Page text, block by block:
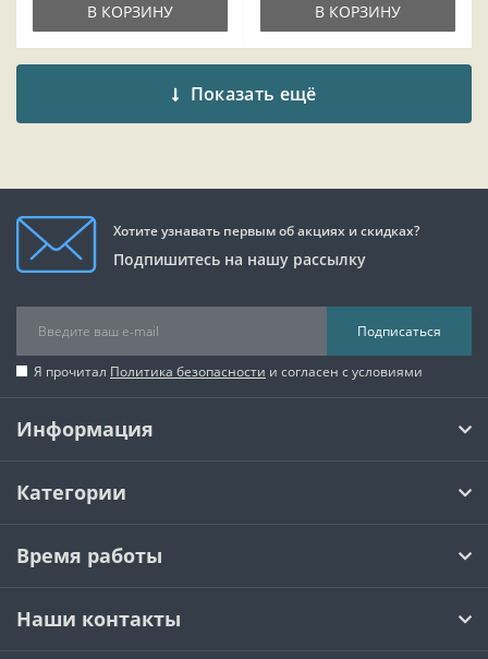
В КОРЗИНУ В КОРЗИНУ
Показать ещё
Хотите узнавать первым об акциях и скидках?
Подпишитесь на нашу рассылку
Подписаться
Я прочитал Политика безопасности и согласен с условиями
Информация
Категории
Время работы
Наши контакты